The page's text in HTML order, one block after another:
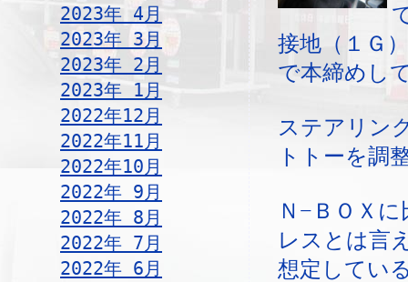
2023年 4月
2023年 3月
2023年 2月
2023年 1月
2022年12月
2022年11月
2022年10月
2022年 9月
2022年 8月
2022年 7月
2022年 6月
接地（１Ｇ
で本締めし
ステアリン
トトーを調
Ｎ−ＢＯＸ
レスとは言
想定してい